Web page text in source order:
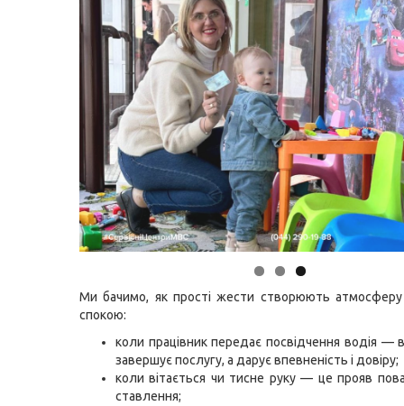
Ми бачимо, як прості жести створюють атмосферу
спокою:
коли працівник передає посвідчення водія —
завершує послугу, а дарує впевненість і довіру;
коли вітається чи тисне руку — це прояв
ставлення;